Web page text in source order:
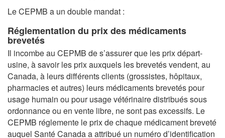
Le CEPMB a un double mandat :
Réglementation du prix des médicaments
brevetés
Il incombe au CEPMB de s’assurer que les prix départ-
usine, à savoir les prix auxquels les brevetés vendent, au
Canada, à leurs différents clients (grossistes, hôpitaux,
pharmacies et autres) leurs médicaments brevetés pour
usage humain ou pour usage vétérinaire distribués sous
ordonnance ou en vente libre, ne sont pas excessifs. Le
CEPMB réglemente le prix de chaque médicament breveté
auquel Santé Canada a attribué un numéro d’identification